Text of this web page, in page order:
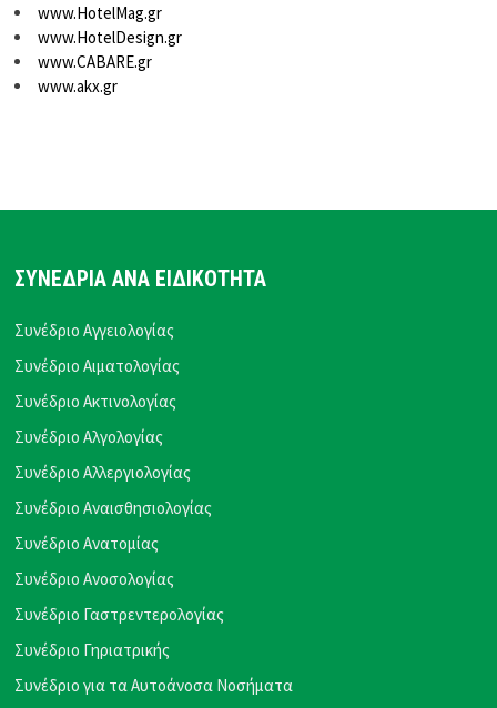
www.HotelMag.gr
www.HotelDesign.gr
www.CABARE.gr
www.akx.gr
ΣΥΝΕΔΡΙΑ ΑΝΑ ΕΙΔΙΚΟΤΗΤΑ
Συνέδριο Αγγειολογίας
Συνέδριο Αιματολογίας
Συνέδριο Ακτινολογίας
Συνέδριο Αλγολογίας
Συνέδριο Αλλεργιολογίας
Συνέδριο Αναισθησιολογίας
Συνέδριο Ανατομίας
Συνέδριο Ανοσολογίας
Συνέδριο Γαστρεντερολογίας
Συνέδριο Γηριατρικής
Συνέδριο για τα Αυτοάνοσα Νοσήματα